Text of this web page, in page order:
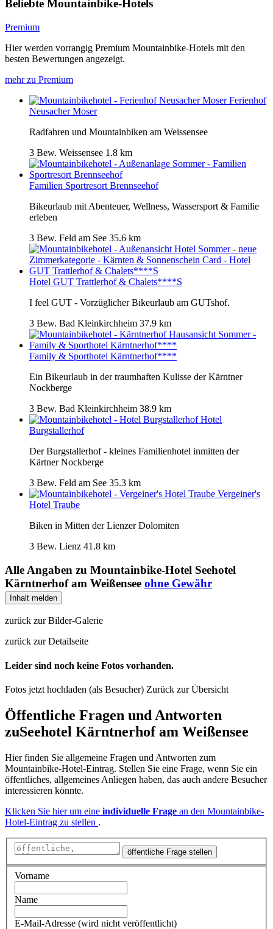
Beliebte Mountainbike-Hotels
Premium
Hier werden vorrangig Premium Mountainbike-Hotels mit den
besten Bewertungen angezeigt.
mehr zu Premium
Ferienhof
Neusacher Moser
Radfahren und Mountainbiken am Weissensee
3 Bew. Weissensee 1.8 km
Familien Sportresort Brennseehof
Bikeurlaub mit Abenteuer, Wellness, Wassersport & Familie
erleben
3 Bew. Feld am See 35.6 km
Hotel GUT Trattlerhof & Chalets****S
I feel GUT - Vorzüglicher Bikeurlaub am GUTshof.
3 Bew. Bad Kleinkirchheim 37.9 km
Family & Sporthotel Kärntnerhof****
Ein Bikeurlaub in der traumhaften Kulisse der Kärntner
Nockberge
3 Bew. Bad Kleinkirchheim 38.9 km
Hotel
Burgstallerhof
Der Burgstallerhof - kleines Familienhotel inmitten der
Kärtner Nockberge
3 Bew. Feld am See 35.3 km
Vergeiner's
Hotel Traube
Biken in Mitten der Lienzer Dolomiten
3 Bew. Lienz 41.8 km
Alle Angaben zu Mountainbike-Hotel Seehotel
Kärntnerhof am Weißensee ohne Gewähr
Inhalt melden
zurück zur Bilder-Galerie
zurück zur Detailseite
Leider sind noch keine Fotos vorhanden.
Fotos jetzt hochladen (als Besucher) Zurück zur Übersicht
Öffentliche Fragen und Antworten
zuSeehotel Kärntnerhof am Weißensee
Hier finden Sie allgemeine Fragen und Antworten zum
Mountainbike-Hotel-Eintrag. Stellen Sie eine Frage, wenn Sie ein
öffentliches, allgemeines Anliegen haben, das auch andere Besucher
interessieren könnte.
Klicken Sie hier um eine individuelle Frage an den Mountainbike-
Hotel-Eintrag zu stellen .
öffentliche Frage stellen
Vorname
Name
E-Mail-Adresse (wird nicht veröffentlicht)